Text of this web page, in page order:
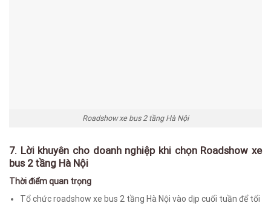
Roadshow xe bus 2 tầng Hà Nội
7. Lời khuyên cho doanh nghiệp khi chọn Roadshow xe
bus 2 tầng Hà Nội
Thời điểm quan trọng
Tổ chức roadshow xe bus 2 tầng Hà Nội vào dịp cuối tuần để tối